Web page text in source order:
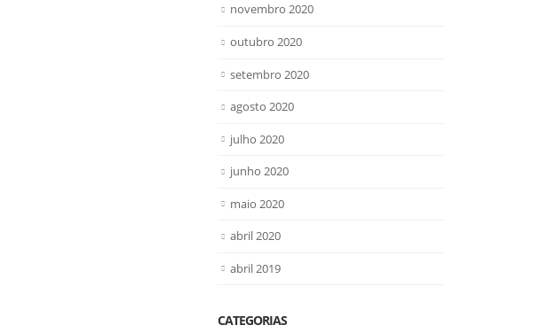
novembro 2020
outubro 2020
setembro 2020
agosto 2020
julho 2020
junho 2020
maio 2020
abril 2020
abril 2019
CATEGORIAS